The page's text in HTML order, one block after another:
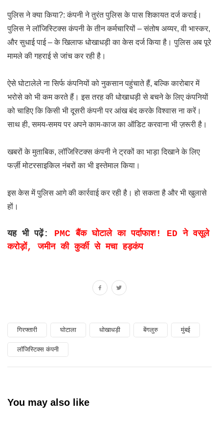
पुलिस ने क्या किया?: कंपनी ने तुरंत पुलिस के पास शिकायत दर्ज कराई।
पुलिस ने लॉजिस्टिक्स कंपनी के तीन कर्मचारियों – संतोष अय्यर, वी भास्कर,
और सुधाई पाई – के खिलाफ धोखाधड़ी का केस दर्ज किया है। पुलिस अब पूरे
मामले की गहराई से जांच कर रही है।
ऐसे घोटालेले ना सिर्फ कंपनियों को नुकसान पहुंचाते हैं, बल्कि कारोबार में
भरोसे को भी कम करते हैं। इस तरह की धोखाधड़ी से बचने के लिए कंपनियों
को चाहिए कि किसी भी दूसरी कंपनी पर आंख बंद करके विश्वास ना करें।
साथ ही, समय-समय पर अपने काम-काज का ऑडिट करवाना भी ज़रूरी है।
खबरों के मुताबिक, लॉजिस्टिक्स कंपनी ने ट्रकों का भाड़ा दिखाने के लिए
फर्ज़ी मोटरसाइकिल नंबरों का भी इस्तेमाल किया।
इस केस में पुलिस आगे की कार्रवाई कर रही है। हो सकता है और भी खुलासे
हों।
यह भी पढ़ें: PMC बैंक घोटाले का पर्दाफाश! ED ने वसूले
करोड़ों, जमीन की कुर्की से मचा हड़कंप
गिरफ्तारी घोटाला धोखाधड़ी बेंगलुरु मुंबई
लॉजिस्टिक्स कंपनी
You may also like